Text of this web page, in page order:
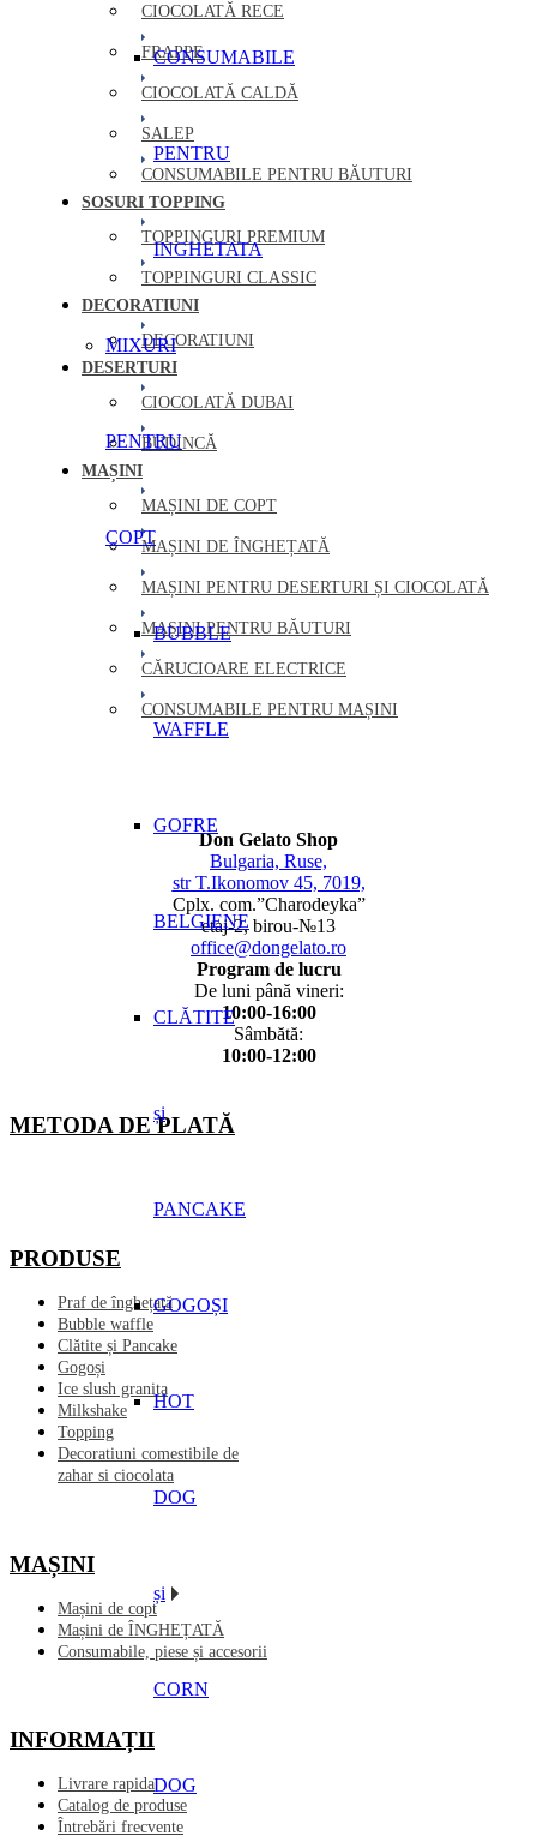
CONSUMABILE
PENTRU
INGHETATA
MIXURI
PENTRU
COPT
BUBBLE
WAFFLE
GOFRE
BELGIENE
CLĂTITE
și
PANCAKE
GOGOȘI
HOT
DOG
și
CORN
DOG
CIOCOLATĂ RECE
FRAPPE
CIOCOLATĂ CALDĂ
SALEP
CONSUMABILE PENTRU BĂUTURI
SOSURI TOPPING
TOPPINGURI PREMIUM
TOPPINGURI CLASSIC
DECORATIUNI
DECORATIUNI
DESERTURI
CIOCOLATĂ DUBAI
BUDINCĂ
MAȘINI
MAȘINI DE COPT
MAȘINI DE ÎNGHEȚATĂ
MAȘINI PENTRU DESERTURI ȘI CIOCOLATĂ
MAȘINI PENTRU BĂUTURI
CĂRUCIOARE ELECTRICE
CONSUMABILE PENTRU MAȘINI
Don Gelato Shop
Bulgaria, Ruse,
str T.Ikonomov 45, 7019,
Cplx. com.”Charodeyka”
etaj-2, birou-№13
office@dongelato.ro
Program de lucru
De luni până vineri:
10:00-16:00
Sâmbătă:
10:00-12:00
METODA DE PLATĂ
PRODUSE
Praf de înghețată
Bubble waffle
Clătite și Pancake
Gogoși
Ice slush granita
Milkshake
Topping
Decoratiuni comestibile de
zahar si ciocolata
MAȘINI
Mașini de copt
Mașini de ÎNGHEȚATĂ
Consumabile, piese și accesorii
INFORMAȚII
Livrare rapida
Catalog de produse
Întrebări frecvente